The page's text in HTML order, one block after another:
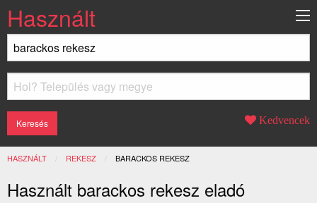
Használt
Kedvencek
HASZNÁLT REKESZ JELENLEGI:
BARACKOS REKESZ
Használt barackos rekesz eladó